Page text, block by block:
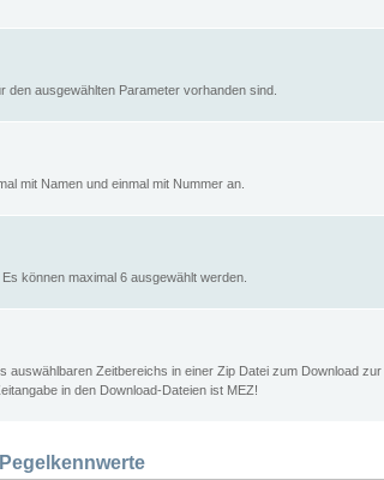
ausgewählten Parameter vorhanden sind.
mit Namen und einmal mit Nummer an.
können maximal 6 ausgewählt werden.
auswählbaren Zeitbereichs in einer Zip Datei zum Download
in den Download-Dateien ist MEZ!